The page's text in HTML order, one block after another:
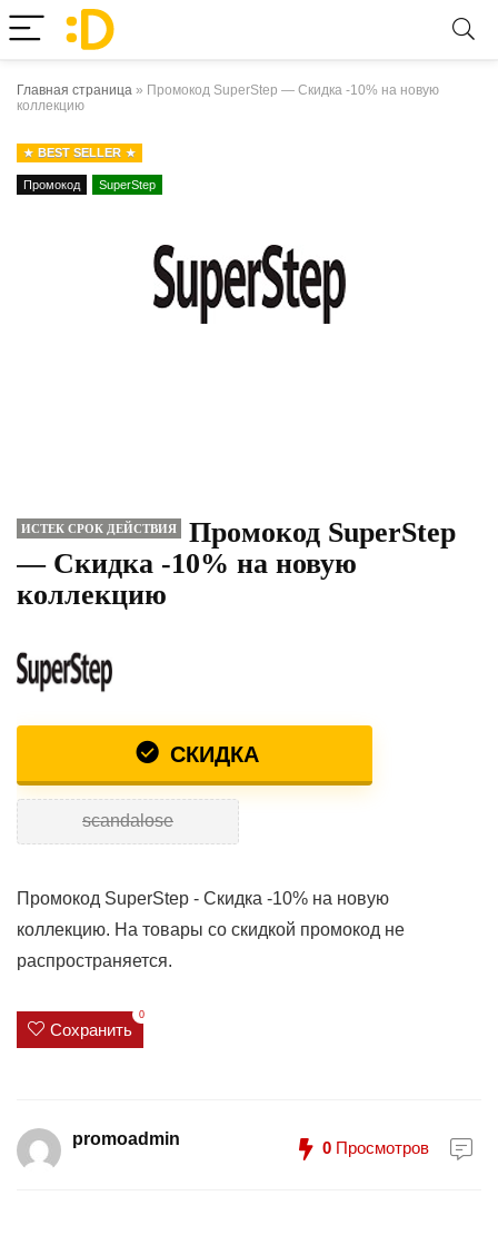
Главная страница » Промокод SuperStep — Скидка -10% на новую
коллекцию
BEST SELLER
Промокод SuperStep
ИСТЕК СРОК ДЕЙСТВИЯ
Промокод SuperStep
— Скидка -10% на новую
коллекцию
СКИДКА
scandalose
Промокод SuperStep - Скидка -10% на новую
коллекцию. На товары со скидкой промокод не
распространяется.
Сохранить
0
promoadmin 0 Просмотров